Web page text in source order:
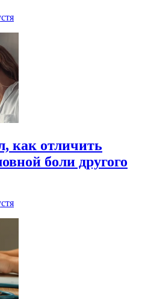
как отличить
боли другого